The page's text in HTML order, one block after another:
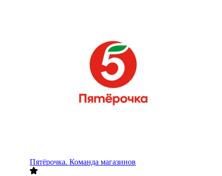
Пятёрочка. Команда магазинов